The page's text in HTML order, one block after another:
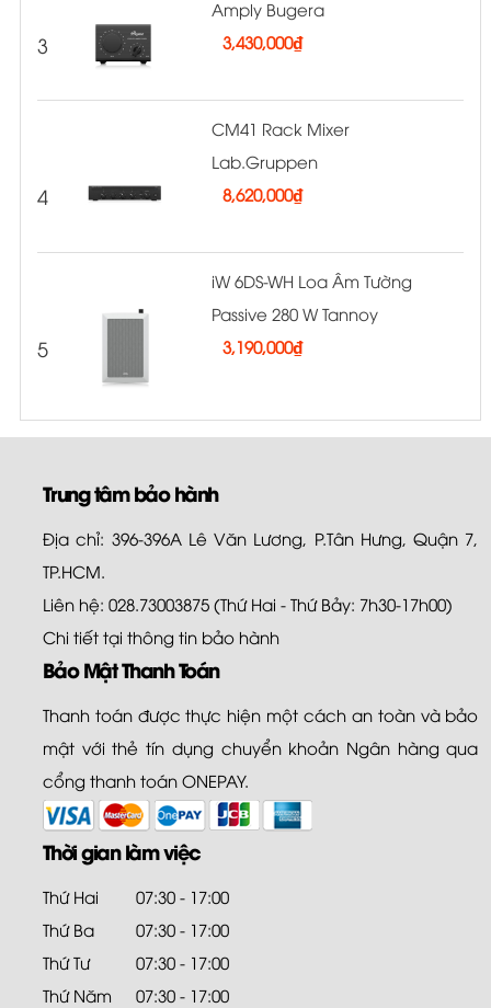
3
Amply Bugera
3,430,000₫
4
CM41 Rack Mixer
Lab.Gruppen
8,620,000₫
5
iW 6DS-WH Loa Âm Tường
Passive 280 W Tannoy
3,190,000₫
Trung tâm bảo hành
Địa chỉ: 396-396A Lê Văn Lương, P.Tân Hưng, Quận 7,
TP.HCM.
Liên hệ: 028.73003875 (Thứ Hai - Thứ Bảy: 7h30-17h00)
Chi tiết tại thông tin bảo hành
Bảo Mật Thanh Toán
Thanh toán được thực hiện một cách an toàn và bảo
mật với thẻ tín dụng chuyển khoản Ngân hàng qua
cổng thanh toán ONEPAY.
Thời gian làm việc
Thứ Hai
07:30 - 17:00
Thứ Ba
07:30 - 17:00
Thứ Tư
07:30 - 17:00
Thứ Năm
07:30 - 17:00